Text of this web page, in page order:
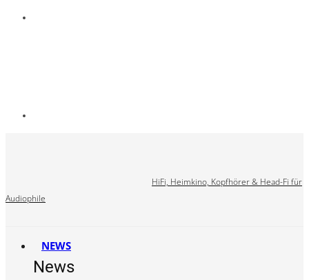
HiFi, Heimkino, Kopfhörer & Head-Fi für
Audiophile
NEWS
News